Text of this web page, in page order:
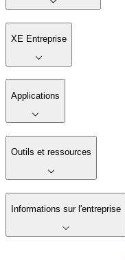
XE Entreprise
Applications
Outils et ressources
Informations sur l'entreprise